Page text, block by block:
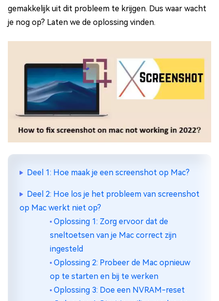
gemakkelijk uit dit probleem te krijgen. Dus waar wacht
je nog op? Laten we de oplossing vinden.
Deel 1: Hoe maak je een screenshot op Mac?
Deel 2: Hoe los je het probleem van screenshot
op Mac werkt niet op?
Oplossing 1: Zorg ervoor dat de
sneltoetsen van je Mac correct zijn
ingesteld
Oplossing 2: Probeer de Mac opnieuw
op te starten en bij te werken
Oplossing 3: Doe een NVRAM-reset